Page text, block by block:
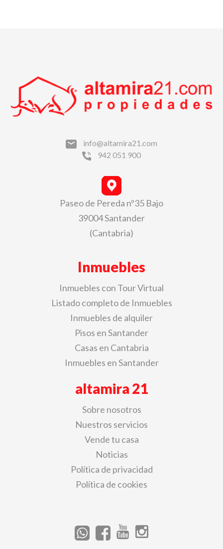
info@altamira21.com
942 051 900
Paseo de Pereda nº35 Bajo
39004 Santander
(Cantabria)
Inmuebles
Inmuebles con Tour Virtual
Listado completo de Inmuebles
Inmuebles de alquiler
Pisos en Santander
Casas en Cantabria
Inmuebles en Santander
altamira 21
Sobre nosotros
Nuestros servicios
Vende tu casa
Noticias
Política de privacidad
Política de cookies